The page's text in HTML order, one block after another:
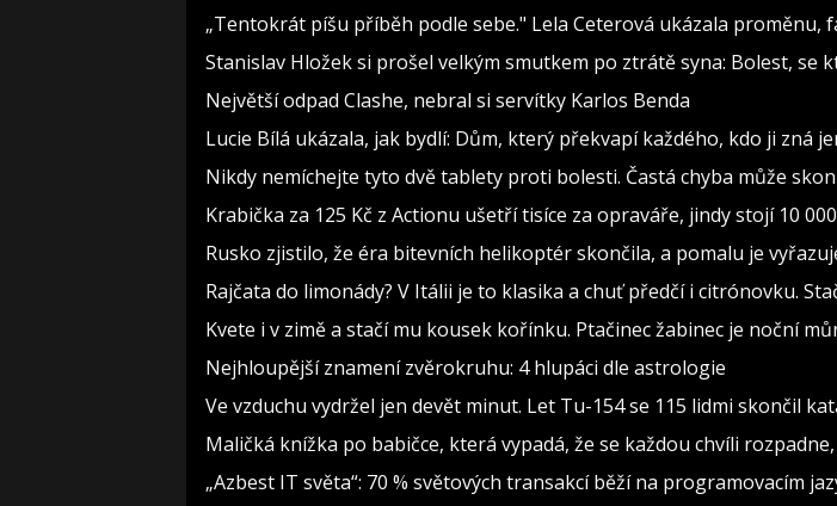
„Tentokrát píšu příběh podle sebe." Lela Ceterová ukázala proměnu,
Stanislav Hložek si prošel velkým smutkem po ztrátě syna: Bolest, se
Největší odpad Clashe, nebral si servítky Karlos Benda
Lucie Bílá ukázala, jak bydlí: Dům, který překvapí každého, kdo ji zná
Nikdy nemíchejte tyto dvě tablety proti bolesti. Častá chyba může
Krabička za 125 Kč z Actionu ušetří tisíce za opraváře, jindy stojí 10
Rusko zjistilo, že éra bitevních helikoptér skončila, a pomalu je
Rajčata do limonády? V Itálii je to klasika a chuť předčí i citrónovku.
Kvete i v zimě a stačí mu kousek kořínku. Ptačinec žabinec je noční
Nejhloupější znamení zvěrokruhu: 4 hlupáci dle astrologie
Ve vzduchu vydržel jen devět minut. Let Tu-154 se 115 lidmi skončil
Maličká knížka po babičce, která vypadá, že se každou chvíli
„Azbest IT světa“: 70 % světových transakcí běží na programovacím